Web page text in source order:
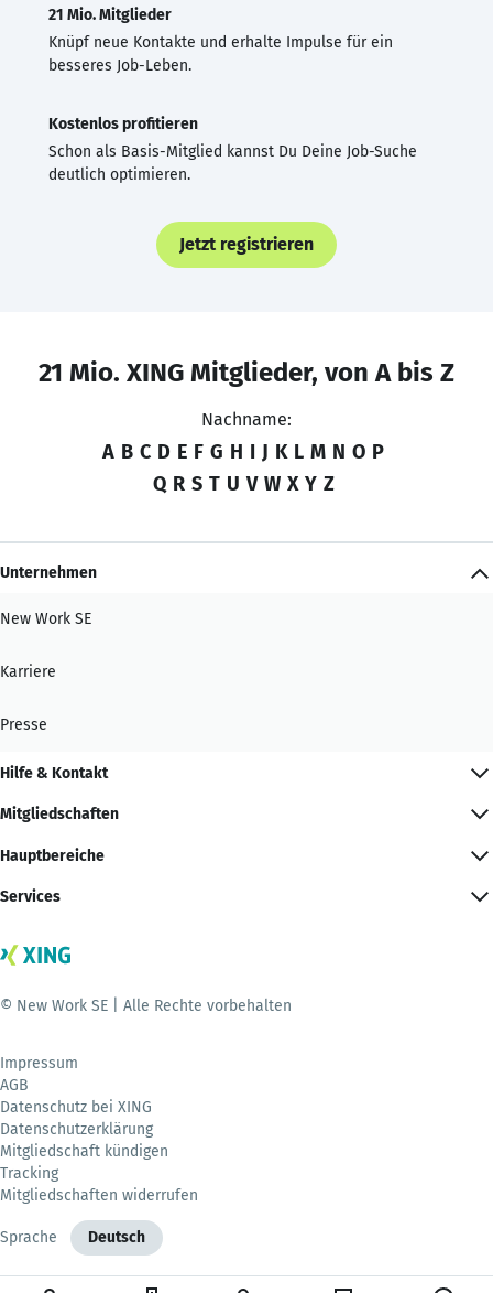
21 Mio. Mitglieder
Knüpf neue Kontakte und erhalte Impulse für ein
besseres Job-Leben.
Kostenlos profitieren
Schon als Basis-Mitglied kannst Du Deine Job-Suche
deutlich optimieren.
Jetzt registrieren
21 Mio. XING Mitglieder, von A bis Z
Nachname:
A B C D E F G H I J K L M N O P
Q R S T U V W X Y Z
Unternehmen
New Work SE
Karriere
Presse
Hilfe & Kontakt
Mitgliedschaften
Hauptbereiche
Services
© New Work SE | Alle Rechte vorbehalten
Impressum
AGB
Datenschutz bei XING
Datenschutzerklärung
Mitgliedschaft kündigen
Tracking
Mitgliedschaften widerrufen
Sprache Deutsch